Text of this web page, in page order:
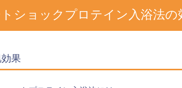
トショックプロテイン入浴法の
効果